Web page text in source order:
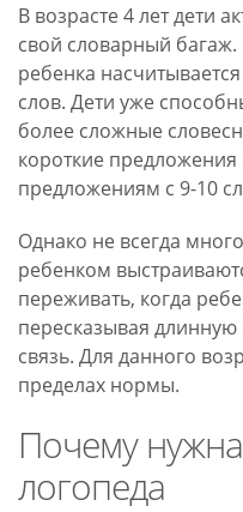
В возрасте 4 лет дети
свой словарный
ребенка
слов. Дети уже
более сложные
короткие предложения
предложениям с 9-10
Однако не всегда
ребенком
переживать, когда
пересказывая
связь. Для данного
пределах нормы.
Почему
логопеда